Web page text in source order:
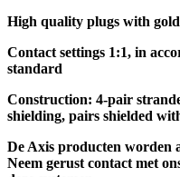
High quality plugs with
Contact settings 1:1, in
standard
Construction: 4-pair
shielding, pairs shielded
De Axis producten worden
Neem gerust contact met